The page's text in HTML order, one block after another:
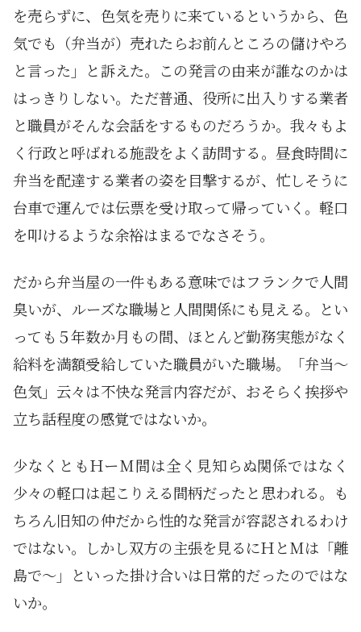
を売らずに、色気を売りに来ているというから、色
気でも（弁当が）売れたらお前んところの儲けやろ
と言った」と訴えた。この発言の由来が誰なのかは
はっきりしない。ただ普通、役所に出入りする業者
と職員がそんな会話をするものだろうか。我々もよ
く行政と呼ばれる施設をよく訪問する。昼食時間に
弁当を配達する業者の姿を目撃するが、忙しそうに
台車で運んでは伝票を受け取って帰っていく。軽口
を叩けるような余裕はまるでなさそう。
だから弁当屋の一件もある意味ではフランクで人間
臭いが、ルーズな職場と人間関係にも見える。とい
っても５年数か月もの間、ほとんど勤務実態がなく
給料を満額受給していた職員がいた職場。「弁当～
色気」云々は不快な発言内容だが、おそらく挨拶や
立ち話程度の感覚ではないか。
少なくともＨーM間は全く見知らぬ関係ではなく
少々の軽口は起こりえる間柄だったと思われる。も
ちろん旧知の仲だから性的な発言が容認されるわけ
ではない。しかし双方の主張を見るにＨとMは「離
島で～」といった掛け合いは日常的だったのではな
いか。